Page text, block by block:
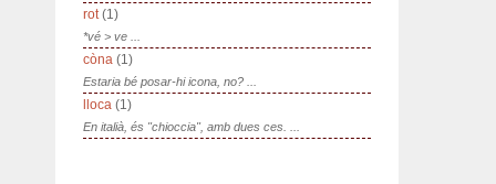
rot(1)
*vé > ve ...
còna (1)
Estaria bé posar-hi icona, no? ...
lloca (1)
En italià, és "chioccia", amb dues ces. ...